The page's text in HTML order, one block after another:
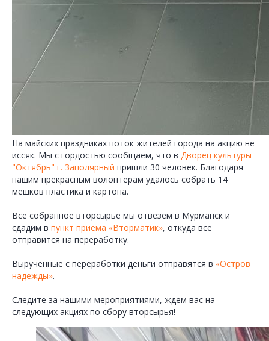
На майских праздниках поток жителей города на акцию не
иссяк. Мы с гордостью сообщаем, что в Дворец культуры
"Октябрь" г. Заполярный пришли 30 человек. Благодаря
нашим прекрасным волонтерам удалось собрать 14
мешков пластика и картона.
Все собранное вторсырье мы отвезем в Мурманск и
сдадим в пункт приема «Вторматик», откуда все
отправится на переработку.
Вырученные с переработки деньги отправятся в «Остров
надежды».
Следите за нашими мероприятиями, ждем вас на
следующих акциях по сбору вторсырья!